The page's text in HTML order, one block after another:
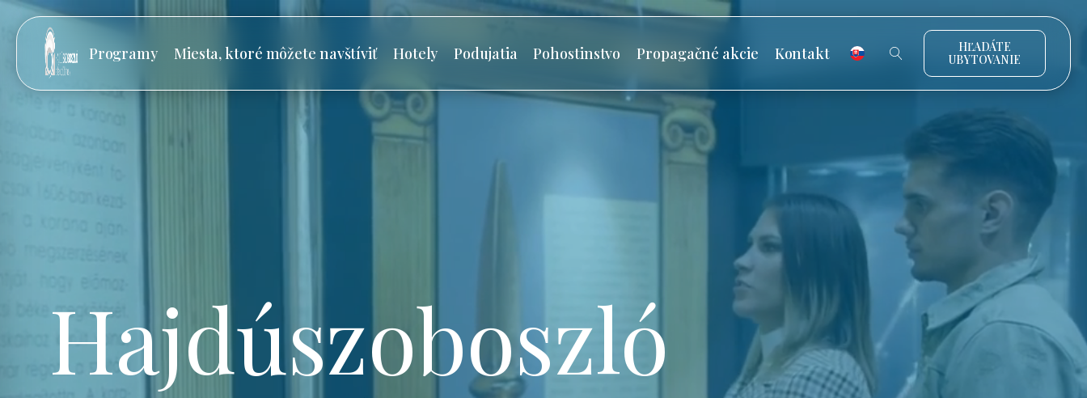
Programy Miesta, ktoré môžete navštíviť Hotely Podujatia Pohostinstvo Propagačné akcie Kontakt
HĽADÁTE
UBYTOVANIE
Hajdúszoboszló